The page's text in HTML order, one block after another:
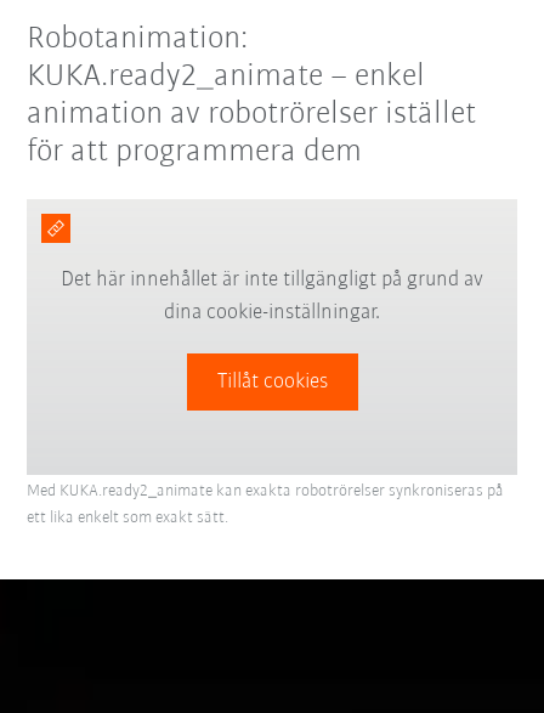
Robotanimation:
KUKA.ready2_animate – enkel
animation av robotrörelser istället
för att programmera dem
Det här innehållet är inte tillgängligt på grund av
dina cookie-inställningar.
Tillåt cookies
Med KUKA.ready2_animate kan exakta robotrörelser synkroniseras på
ett lika enkelt som exakt sätt.